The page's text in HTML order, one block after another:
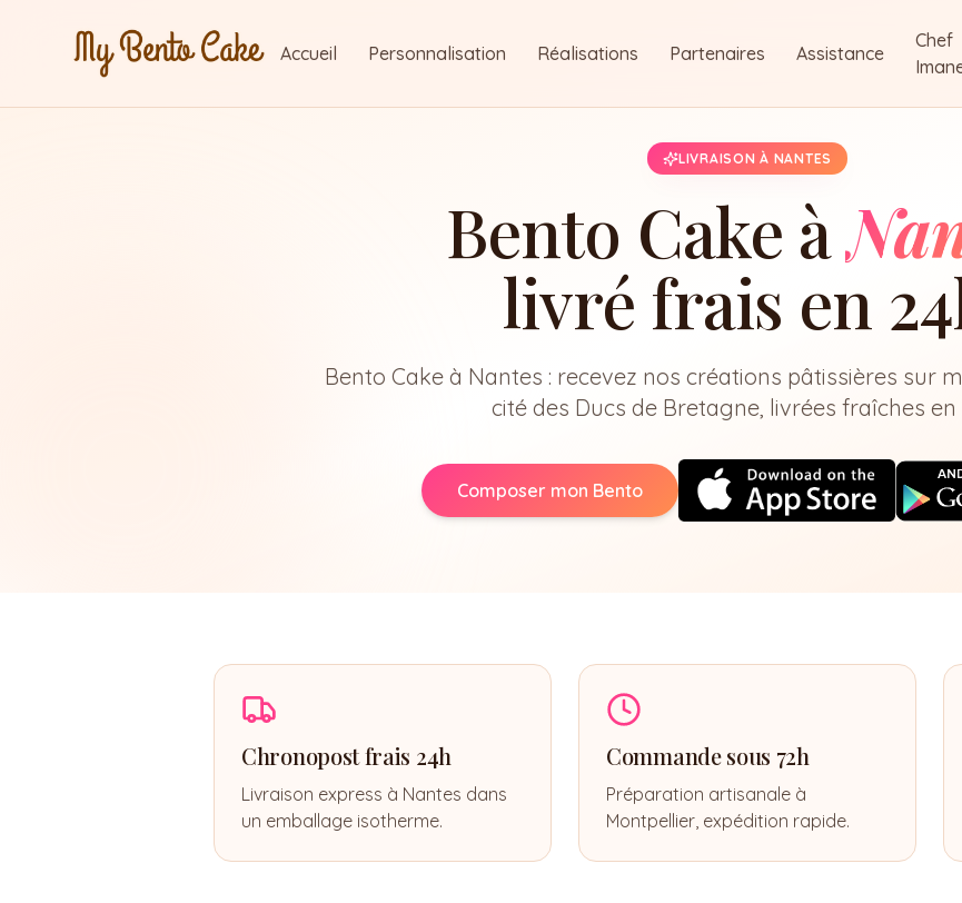
Accueil Personnalisation Réalisations Partenaires Assistance
Chef
LIVRAISON À NANTES
Bento Cake à
livré frais en
Bento Cake à Nantes : recevez nos créations pâtissières sur
cité des Ducs de Bretagne, livrées fraîches en
Composer mon Bento
Chronopost frais 24h
Livraison express à Nantes dans
un emballage isotherme.
Commande sous 72h
Préparation artisanale à
Montpellier, expédition rapide.